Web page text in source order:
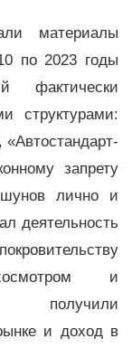
материалы
по 2023 годы
фактически
структурами:
запрету
лично и
деятельность
и
получили
и доход в